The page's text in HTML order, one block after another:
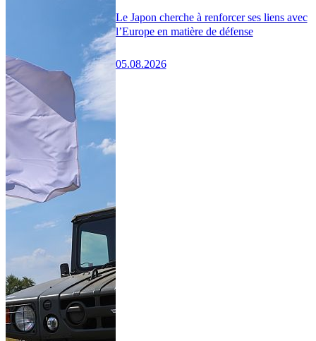
Le Japon cherche à renforcer ses liens avec
l’Europe en matière de défense
05.08.2026